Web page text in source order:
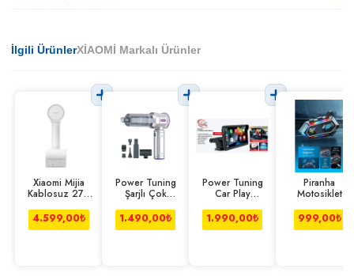
İlgili ÜrünlerXİAOMİ Markalı Ürünler
Xiaomi Mijia
Kablosuz 270
Basınçlı Araba
Yıkama Makinesi
4.599,00₺
Power Tuning
Şarjlı Çok
Oto Süpürgesi
1.490,00₺
Power Tuning
Car Play
1.990,00₺
Piranha
Motosiklet
Kablosuz
Kulaklık
999,00₺